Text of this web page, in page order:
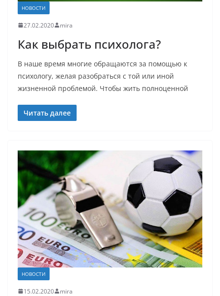
НОВОСТИ
27.02.2020 mira
Как выбрать психолога?
В наше время многие обращаются за помощью к
психологу, желая разобраться с той или иной
жизненной проблемой. Чтобы жить полноценной
Читать далее
НОВОСТИ
15.02.2020 mira